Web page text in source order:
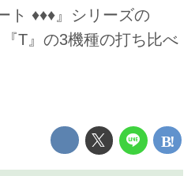
ト ♦♦♦』シリーズの
『T』の3機種の打ち比べ